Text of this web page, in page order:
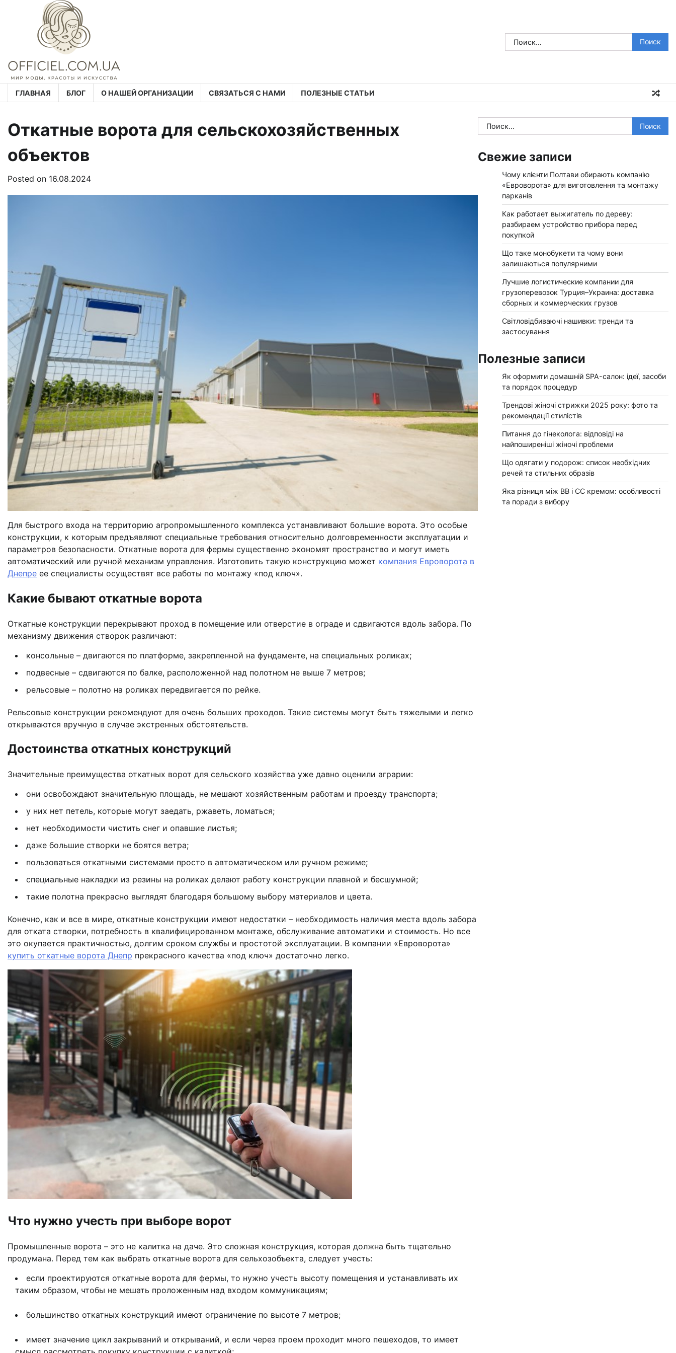
Найти:
ГЛАВНАЯ БЛОГ О НАШЕЙ ОРГАНИЗАЦИИ СВЯЗАТЬСЯ С НАМИ ПОЛЕЗНЫЕ СТАТЬИ
Откатные ворота для сельскохозяйственных
объектов
Posted on 16.08.2024
Для быстрого входа на территорию агропромышленного комплекса устанавливают большие ворота. Это особые
конструкции, к которым предъявляют специальные требования относительно долговременности эксплуатации и
параметров безопасности. Откатные ворота для фермы существенно экономят пространство и могут иметь
автоматический или ручной механизм управления. Изготовить такую конструкцию может компания Евроворота в
Днепре ее специалисты осуществят все работы по монтажу «под ключ».
Какие бывают откатные ворота
Откатные конструкции перекрывают проход в помещение или отверстие в ограде и сдвигаются вдоль забора. По
механизму движения створок различают:
консольные – двигаются по платформе, закрепленной на фундаменте, на специальных роликах;
подвесные – сдвигаются по балке, расположенной над полотном не выше 7 метров;
рельсовые – полотно на роликах передвигается по рейке.
Рельсовые конструкции рекомендуют для очень больших проходов. Такие системы могут быть тяжелыми и легко
открываются вручную в случае экстренных обстоятельств.
Достоинства откатных конструкций
Значительные преимущества откатных ворот для сельского хозяйства уже давно оценили аграрии:
они освобождают значительную площадь, не мешают хозяйственным работам и проезду транспорта;
у них нет петель, которые могут заедать, ржаветь, ломаться;
нет необходимости чистить снег и опавшие листья;
даже большие створки не боятся ветра;
пользоваться откатными системами просто в автоматическом или ручном режиме;
специальные накладки из резины на роликах делают работу конструкции плавной и бесшумной;
такие полотна прекрасно выглядят благодаря большому выбору материалов и цвета.
Конечно, как и все в мире, откатные конструкции имеют недостатки – необходимость наличия места вдоль забора
для отката створки, потребность в квалифицированном монтаже, обслуживание автоматики и стоимость. Но все
это окупается практичностью, долгим сроком службы и простотой эксплуатации. В компании «Евроворота»
купить откатные ворота Днепр прекрасного качества «под ключ» достаточно легко.
Что нужно учесть при выборе ворот
Промышленные ворота – это не калитка на даче. Это сложная конструкция, которая должна быть тщательно
продумана. Перед тем как выбрать откатные ворота для сельхозобъекта, следует учесть:
если проектируются откатные ворота для фермы, то нужно учесть высоту помещения и устанавливать их
таким образом, чтобы не мешать проложенным над входом коммуникациям;
большинство откатных конструкций имеют ограничение по высоте 7 метров;
имеет значение цикл закрываний и открываний, и если через проем проходит много пешеходов, то имеет
Найти:
Свежие записи
Чому клієнти Полтави обирають компанію
«Евроворота» для виготовлення та монтажу
парканів
Как работает выжигатель по дереву:
разбираем устройство прибора перед
покупкой
Що таке монобукети та чому вони
залишаються популярними
Лучшие логистические компании для
грузоперевозок Турция–Украина: доставка
сборных и коммерческих грузов
Світловідбиваючі нашивки: тренди та
застосування
Полезные записи
Як оформити домашній SPA-салон: ідеї, засоби
та порядок процедур
Трендові жіночі стрижки 2025 року: фото та
рекомендації стилістів
Питання до гінеколога: відповіді на
найпоширеніші жіночі проблеми
Що одягати у подорож: список необхідних
речей та стильних образів
Яка різниця між BB і CC кремом: особливості
та поради з вибору